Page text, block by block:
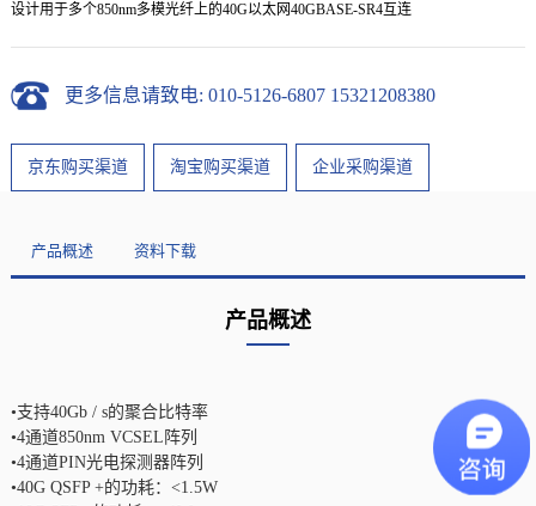
设计用于多个850nm多模光纤上的40G以太网40GBASE-SR4互连
更多信息请致电: 010-5126-6807 15321208380
京东购买渠道 淘宝购买渠道 企业采购渠道
产品概述 资料下载
产品概述
•支持40Gb / s的聚合比特率
•4通道850nm VCSEL阵列
•4通道PIN光电探测器阵列
•40G QSFP +的功耗：<1.5W